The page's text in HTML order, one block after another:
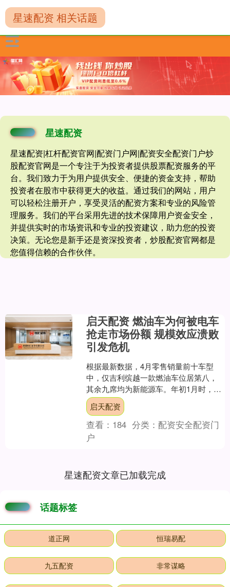
星速配资
星速配资|杠杆配资官网|配资门户网|配资安全配资门户炒
股配资官网是一个专注于为投资者提供股票配资服务的平
台。我们致力于为用户提供安全、便捷的资金支持，帮助
投资者在股市中获得更大的收益。通过我们的网站，用户
可以轻松注册开户，享受灵活的配资方案和专业的风险管
理服务。我们的平台采用先进的技术保障用户资金安全，
并提供实时的市场资讯和专业的投资建议，助力您的投资
决策。无论您是新手还是资深投资者，炒股配资官网都是
您值得信赖的合作伙伴。
星速配资 相关话题
启天配资 燃油车为何被电车
抢走市场份额 规模效应溃败
引发危机
根据最新数据，4月零售销量前十车型
中，仅吉利缤越一款燃油车位居第八，
其余九席均为新能源车。年初1月时，销
量前十中燃油车还占据7席，2月降至6
席，3月再减至5席。....
启天配资
查看： 184 分类： 配资安全配资门
户
星速配资文章已加载完成
话题标签
道正网 恒瑞易配
九五配资 非常谋略